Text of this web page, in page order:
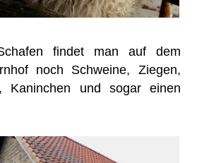
findet man auf dem
noch Schweine, Ziegen,
Kaninchen und sogar einen